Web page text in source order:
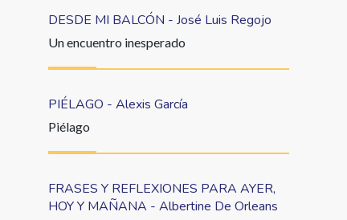
DESDE MI BALCÓN - José Luis Regojo
Un encuentro inesperado
PIÉLAGO - Alexis García
Piélago
FRASES Y REFLEXIONES PARA AYER,
HOY Y MAÑANA - Albertine De Orleans